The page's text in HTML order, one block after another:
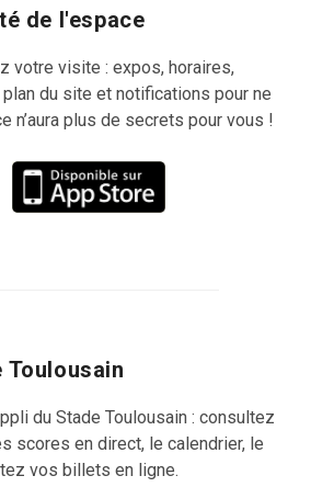
de l'espace
votre visite : expos, horaires,
du site et notifications pour ne
n’aura plus de secrets pour vous !
Toulousain
du Stade Toulousain : consultez
scores en direct, le calendrier, le
vos billets en ligne.